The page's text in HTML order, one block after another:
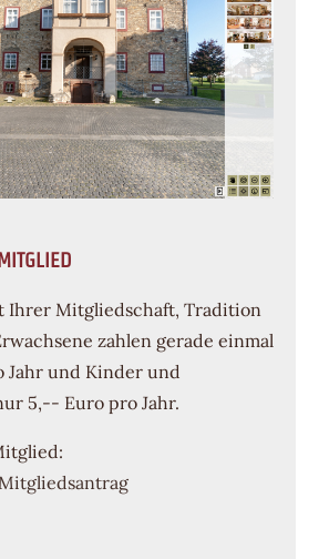
Ihrer Mitgliedschaft, Tradition
zahlen gerade einmal
Jahr und Kinder und
5,-- Euro pro Jahr.